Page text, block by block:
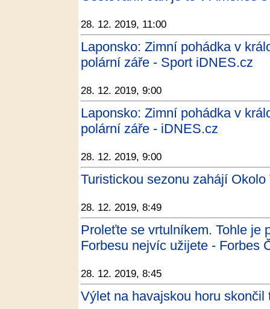
28. 12. 2019, 11:00
Laponsko: Zimní pohádka v
polární záře - Sport iDNES.cz
28. 12. 2019, 9:00
Laponsko: Zimní pohádka v
polární záře - iDNES.cz
28. 12. 2019, 9:00
Turistickou sezonu zahájí
28. 12. 2019, 8:49
Proleťte se vrtulníkem. Tohle je
Forbesu nejvíc užijete - Forbes
28. 12. 2019, 8:45
Výlet na havajskou horu